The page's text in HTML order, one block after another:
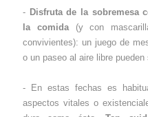
- Disfruta de la sobremesa
la comida(y con
convivientes): un juego de
o un paseo al aire libre pueden
- En estas fechas es
aspectos vitales o